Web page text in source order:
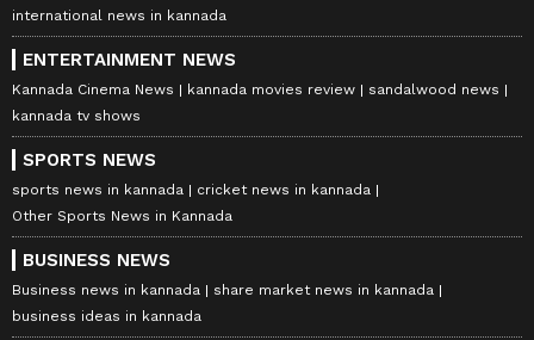
international news in kannada
ENTERTAINMENT NEWS
Kannada Cinema News kannada movies review
sandalwood news
kannada tv shows
SPORTS NEWS
sports news in kannada
cricket news in kannada
Other Sports News in Kannada
BUSINESS NEWS
Business news in kannada
share market news in kannada
business ideas in kannada